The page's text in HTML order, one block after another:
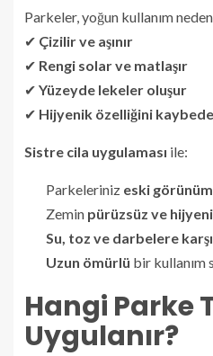
Parkeler, yoğun kullanım
✔ Çizilir ve aşınır
✔ Rengi solar ve matlaşır
✔ Yüzeyde lekeler oluşur
✔ Hijyenik özelliğini
Sistre cila uygulaması ile:
Parkeleriniz eski
Zemin pürüzsüz ve
Su, toz ve darbelere karşı
Uzun ömürlü bir kullanım
Hangi Parke
Uygulanır?